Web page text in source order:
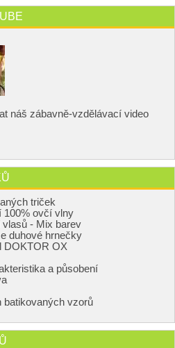
náš zábavně-vzdělávací video
triček
100% ovčí vlny
- Mix barev
duhové hrnečky
DOKTOR OX
a působení
batikovaných vzorů